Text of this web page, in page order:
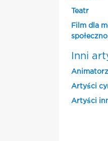
Teatr
Film dla
Inni
Artyści
Artyści